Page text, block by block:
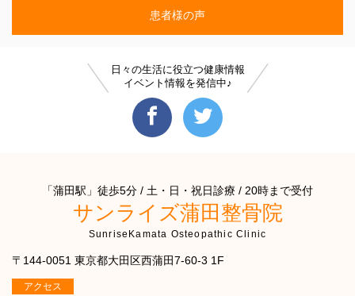
患者様の声
日々の生活に役立つ健康情報
イベント情報を発信中♪
「蒲田駅」徒歩5分 / 土・日・祝日診療 / 20時まで受付
サンライズ蒲田整骨院
SunriseKamata Osteopathic Clinic
〒144-0051 東京都大田区西蒲田7-60-3 1F
アクセス